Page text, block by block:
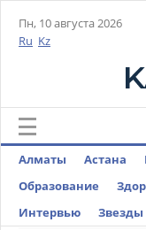
Пн, 10 августа 2026
Ru Kz
Алматы Астана
Образование
Интервью
Звезды